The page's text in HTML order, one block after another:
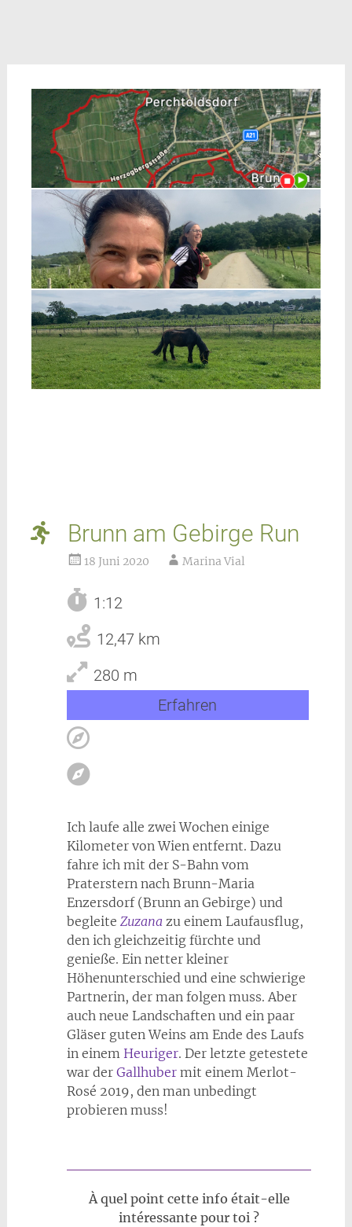
Brunn am Gebirge Run
18 Juni 2020 Marina Vial
1:12
12,47 km
280 m
Erfahren
Ich laufe alle zwei Wochen einige
Kilometer von Wien entfernt. Dazu
fahre ich mit der S-Bahn vom
Praterstern nach Brunn-Maria
Enzersdorf (Brunn an Gebirge) und
begleite Zuzana zu einem Laufausflug,
den ich gleichzeitig fürchte und
genieße. Ein netter kleiner
Höhenunterschied und eine schwierige
Partnerin, der man folgen muss. Aber
auch neue Landschaften und ein paar
Gläser guten Weins am Ende des Laufs
in einem Heuriger. Der letzte getestete
war der Gallhubermit einem Merlot-
Rosé 2019, den man unbedingt
probieren muss!
À quel point cette info était-elle
intéressante pour toi ?